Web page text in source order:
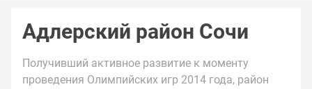
Адлерский район Сочи
Получивший активное развитие к моменту
проведения Олимпийских игр 2014 года, район